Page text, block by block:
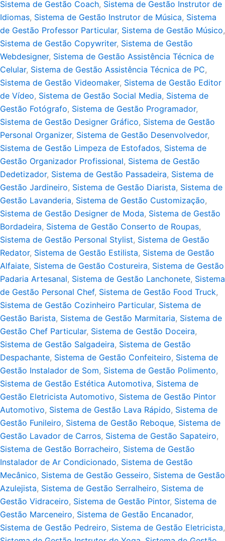
Sistema de Gestão Coach, Sistema de Gestão Instrutor de
Idiomas, Sistema de Gestão Instrutor de Música, Sistema
de Gestão Professor Particular, Sistema de Gestão Músico,
Sistema de Gestão Copywriter, Sistema de Gestão
Webdesigner, Sistema de Gestão Assistência Técnica de
Celular, Sistema de Gestão Assistência Técnica de PC,
Sistema de Gestão Videomaker, Sistema de Gestão Editor
de Vídeo, Sistema de Gestão Social Media, Sistema de
Gestão Fotógrafo, Sistema de Gestão Programador,
Sistema de Gestão Designer Gráfico, Sistema de Gestão
Personal Organizer, Sistema de Gestão Desenvolvedor,
Sistema de Gestão Limpeza de Estofados, Sistema de
Gestão Organizador Profissional, Sistema de Gestão
Dedetizador, Sistema de Gestão Passadeira, Sistema de
Gestão Jardineiro, Sistema de Gestão Diarista, Sistema de
Gestão Lavanderia, Sistema de Gestão Customização,
Sistema de Gestão Designer de Moda, Sistema de Gestão
Bordadeira, Sistema de Gestão Conserto de Roupas,
Sistema de Gestão Personal Stylist, Sistema de Gestão
Redator, Sistema de Gestão Estilista, Sistema de Gestão
Alfaiate, Sistema de Gestão Costureira, Sistema de Gestão
Padaria Artesanal, Sistema de Gestão Lanchonete, Sistema
de Gestão Personal Chef, Sistema de Gestão Food Truck,
Sistema de Gestão Cozinheiro Particular, Sistema de
Gestão Barista, Sistema de Gestão Marmitaria, Sistema de
Gestão Chef Particular, Sistema de Gestão Doceira,
Sistema de Gestão Salgadeira, Sistema de Gestão
Despachante, Sistema de Gestão Confeiteiro, Sistema de
Gestão Instalador de Som, Sistema de Gestão Polimento,
Sistema de Gestão Estética Automotiva, Sistema de
Gestão Eletricista Automotivo, Sistema de Gestão Pintor
Automotivo, Sistema de Gestão Lava Rápido, Sistema de
Gestão Funileiro, Sistema de Gestão Reboque, Sistema de
Gestão Lavador de Carros, Sistema de Gestão Sapateiro,
Sistema de Gestão Borracheiro, Sistema de Gestão
Instalador de Ar Condicionado, Sistema de Gestão
Mecânico, Sistema de Gestão Gesseiro, Sistema de Gestão
Azulejista, Sistema de Gestão Serralheiro, Sistema de
Gestão Vidraceiro, Sistema de Gestão Pintor, Sistema de
Gestão Marceneiro, Sistema de Gestão Encanador,
Sistema de Gestão Pedreiro, Sistema de Gestão Eletricista,